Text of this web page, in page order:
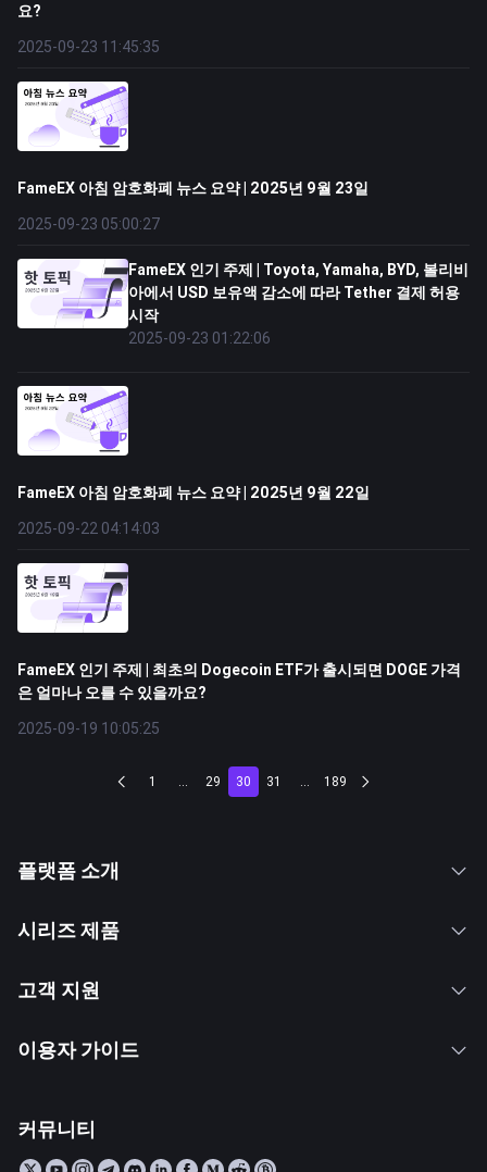
요?
2025-09-23 11:45:35
FameEX 아침 암호화폐 뉴스 요약 | 2025년 9월 23일
2025-09-23 05:00:27
FameEX 인기 주제 | Toyota, Yamaha, BYD, 볼리비
아에서 USD 보유액 감소에 따라 Tether 결제 허용
시작
2025-09-23 01:22:06
FameEX 아침 암호화폐 뉴스 요약 | 2025년 9월 22일
2025-09-22 04:14:03
FameEX 인기 주제 | 최초의 Dogecoin ETF가 출시되면 DOGE 가격
은 얼마나 오를 수 있을까요?
2025-09-19 10:05:25
1 ... 29 30 31 ... 189
플랫폼 소개
시리즈 제품
고객 지원
이용자 가이드
커뮤니티